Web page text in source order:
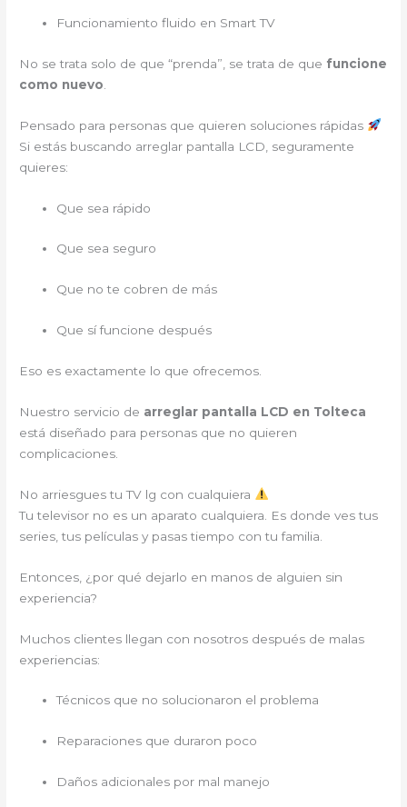
Funcionamiento fluido en Smart TV
No se trata solo de que “prenda”, se trata de que funcione
como nuevo
Pensado para personas que quieren soluciones rápidas
Si estás buscando arreglar pantalla LCD, seguramente
quieres:
Que sea rápido
Que sea seguro
Que no te cobren de más
Que sí funcione después
Eso es exactamente lo que ofrecemos.
Nuestro servicio de arreglar pantalla LCD en Tolteca
está diseñado para personas que no quieren
complicaciones.
No arriesgues tu TV lg con cualquiera
Tu televisor no es un aparato cualquiera. Es donde ves tus
series, tus películas y pasas tiempo con tu familia.
Entonces, ¿por qué dejarlo en manos de alguien sin
experiencia?
Muchos clientes llegan con nosotros después de malas
experiencias:
Técnicos que no solucionaron el problema
Reparaciones que duraron poco
Daños adicionales por mal manejo